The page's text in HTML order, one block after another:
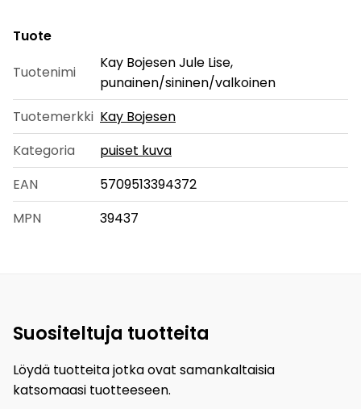
Tuote
Tuotenimi
Kay Bojesen Jule Lise,
punainen/sininen/valkoinen
Tuotemerkki Kay Bojesen
Kategoria
puiset kuva
EAN
5709513394372
MPN
39437
Suositeltuja tuotteita
Löydä tuotteita jotka ovat samankaltaisia
katsomaasi tuotteeseen.